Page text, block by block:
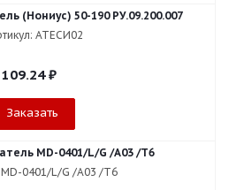
(Нониус) 50-190 РУ.09.200.007
АТЕСИ02
109.24₽
Заказать
МD-0401/L/G /А03 /Т6
МD-0401/L/G /А03 /Т6